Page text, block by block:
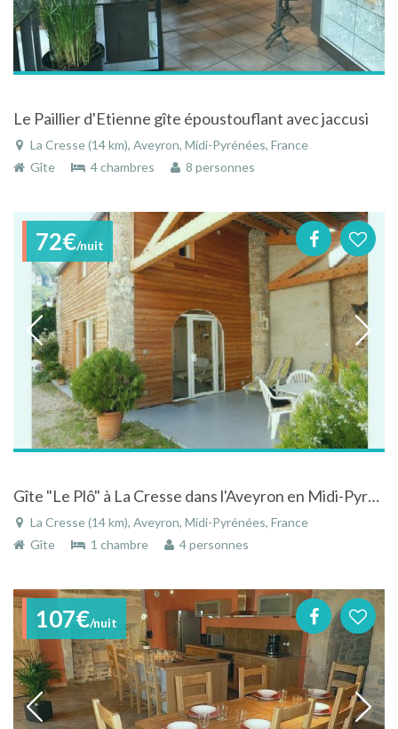
Le Paillier d'Etienne gîte époustouflant avec jaccusi
La Cresse (14 km), Aveyron, Midi-Pyrénées, France
Gîte
4 chambres 8 personnes
72€/nuit
Gîte "Le Plô" à La Cresse dans l'Aveyron en Midi-Pyrénées à l'entrée des Gorges du Tarn
La Cresse (14 km), Aveyron, Midi-Pyrénées, France
Gîte
1 chambre 4 personnes
107€/nuit